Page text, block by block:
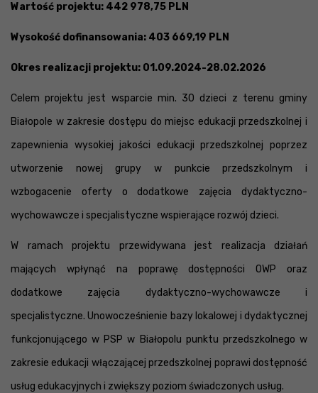
Wartość projektu: 442 978,75 PLN
Wysokość dofinansowania: 403 669,19 PLN
Okres realizacji projektu: 01.09.2024-28.02.2026
Celem projektu jest wsparcie min. 30 dzieci z terenu gminy
Białopole w zakresie dostępu do miejsc edukacji przedszkolnej i
zapewnienia wysokiej jakości edukacji przedszkolnej poprzez
utworzenie nowej grupy w punkcie przedszkolnym i
wzbogacenie oferty o dodatkowe zajęcia dydaktyczno-
wychowawcze i specjalistyczne wspierające rozwój dzieci.
W ramach projektu przewidywana jest realizacja działań
mających wpłynąć na poprawę dostępności OWP oraz
dodatkowe zajęcia dydaktyczno-wychowawcze i
specjalistyczne. Unowocześnienie bazy lokalowej i dydaktycznej
funkcjonującego w PSP w Białopolu punktu przedszkolnego w
zakresie edukacji włączającej przedszkolnej poprawi dostępność
usług edukacyjnych i zwiększy poziom świadczonych usług.